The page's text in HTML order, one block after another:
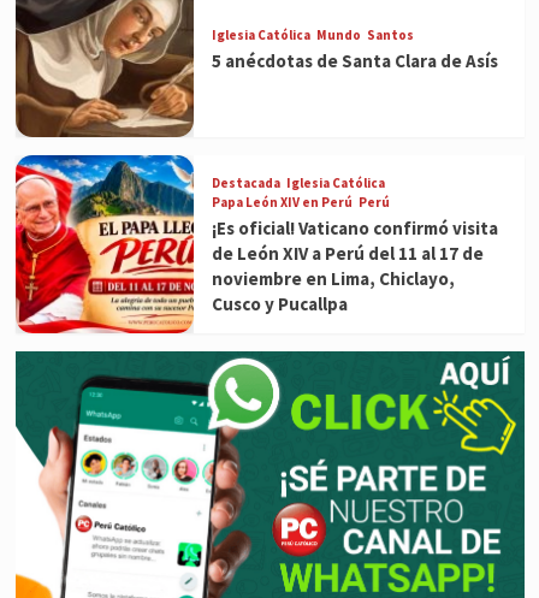
Iglesia Católica Mundo Santos
5 anécdotas de Santa Clara de Asís
Destacada Iglesia Católica
Papa León XIV en Perú Perú
¡Es oficial! Vaticano confirmó visita
de León XIV a Perú del 11 al 17 de
noviembre en Lima, Chiclayo,
Cusco y Pucallpa